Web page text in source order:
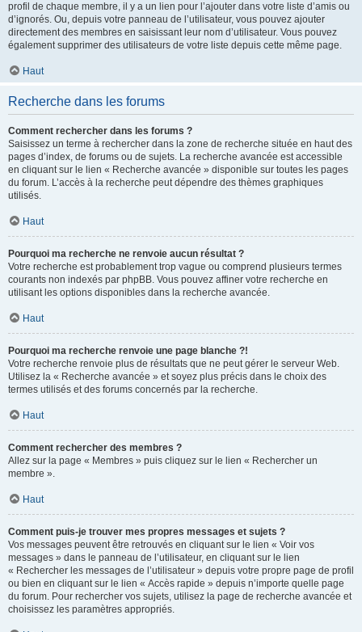
profil de chaque membre, il y a un lien pour l’ajouter dans votre liste d’amis ou
d’ignorés. Ou, depuis votre panneau de l’utilisateur, vous pouvez ajouter
directement des membres en saisissant leur nom d’utilisateur. Vous pouvez
également supprimer des utilisateurs de votre liste depuis cette même page.
Haut
Recherche dans les forums
Comment rechercher dans les forums ?
Saisissez un terme à rechercher dans la zone de recherche située en haut des
pages d’index, de forums ou de sujets. La recherche avancée est accessible
en cliquant sur le lien « Recherche avancée » disponible sur toutes les pages
du forum. L’accès à la recherche peut dépendre des thèmes graphiques
utilisés.
Haut
Pourquoi ma recherche ne renvoie aucun résultat ?
Votre recherche est probablement trop vague ou comprend plusieurs termes
courants non indexés par phpBB. Vous pouvez affiner votre recherche en
utilisant les options disponibles dans la recherche avancée.
Haut
Pourquoi ma recherche renvoie une page blanche ?!
Votre recherche renvoie plus de résultats que ne peut gérer le serveur Web.
Utilisez la « Recherche avancée » et soyez plus précis dans le choix des
termes utilisés et des forums concernés par la recherche.
Haut
Comment rechercher des membres ?
Allez sur la page « Membres » puis cliquez sur le lien « Rechercher un
membre ».
Haut
Comment puis-je trouver mes propres messages et sujets ?
Vos messages peuvent être retrouvés en cliquant sur le lien « Voir vos
messages » dans le panneau de l’utilisateur, en cliquant sur le lien
« Rechercher les messages de l’utilisateur » depuis votre propre page de profil
ou bien en cliquant sur le lien « Accès rapide » depuis n’importe quelle page
du forum. Pour rechercher vos sujets, utilisez la page de recherche avancée et
choisissez les paramètres appropriés.